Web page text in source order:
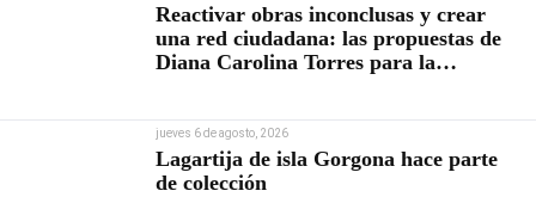
Reactivar obras inconclusas y crear
una red ciudadana: las propuestas de
Diana Carolina Torres para la
jueves 6 de agosto, 2026
Lagartija de isla Gorgona hace parte
de colección